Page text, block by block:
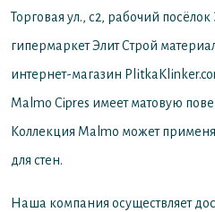
Торговая ул., с2, рабочий
гипермаркет Элит Строй
интернет-магазин
Malmo Cipres имеет матовую
Коллекция Malmo может
для стен.
Наша компания осуществляет